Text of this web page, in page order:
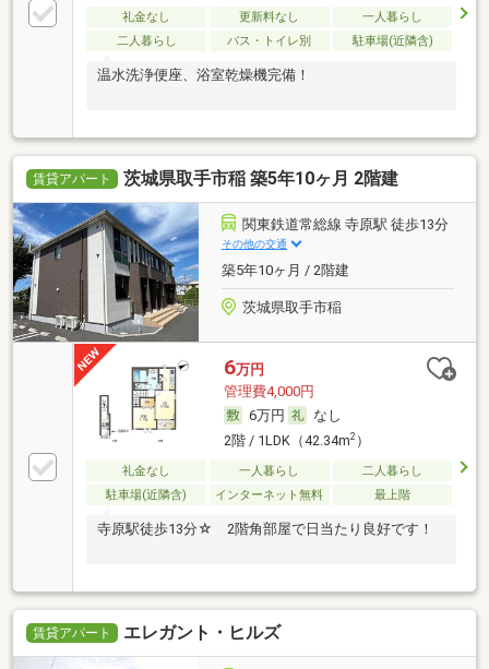
礼金なし 更新料なし
一人暮らし
二人暮らし
バス・トイレ別 駐車場(近隣含)
温水洗浄便座、浴室乾燥機完備！
賃貸アパート 茨城県取手市稲 築5年10ヶ月 2階建
関東鉄道常総線 寺原駅 徒歩13分
その他の交通
築5年10ヶ月 / 2階建
茨城県取手市稲
6万円
管理費4,000円
6万円
なし
2階 / 1LDK（42.34m2）
礼金なし 一人暮らし
二人暮らし
駐車場(近隣含)
インターネット無料 最上階
寺原駅徒歩13分☆ 2階角部屋で日当たり良好です！
賃貸アパート エレガント・ヒルズ